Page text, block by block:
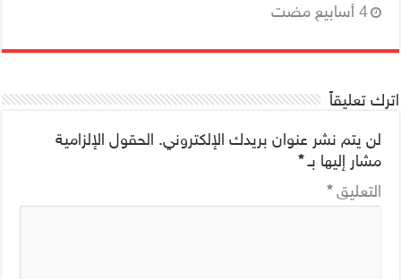
‏4 أسابيع مضت
اترك تعليقاً
لن يتم نشر عنوان بريدك الإلكتروني. الحقول الإلزامية
مشار إليها بـ*
التعليق*